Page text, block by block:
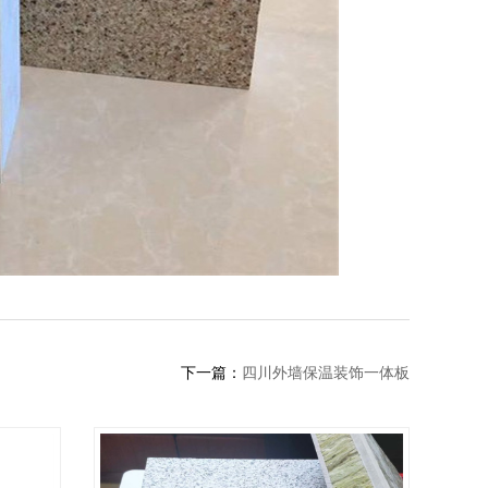
下一篇： 四川外墙保温装饰一体板